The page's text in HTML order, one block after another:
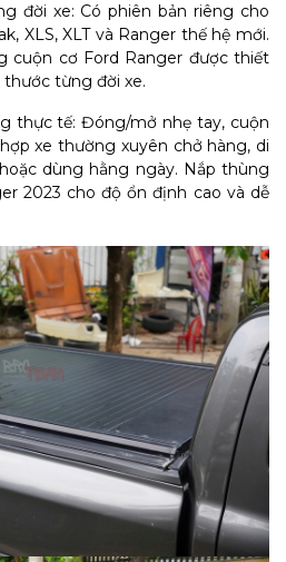
đời xe: Có phiên bản riêng cho
XLS, XLT và Ranger thế hệ mới.
cuộn cơ Ford Ranger được thiết
từng đời xe.
thực tế: Đóng/mở nhẹ tay, cuộn
xe thường xuyên chở hàng, di
dùng hằng ngày. Nắp thùng
2023 cho độ ổn định cao và dễ